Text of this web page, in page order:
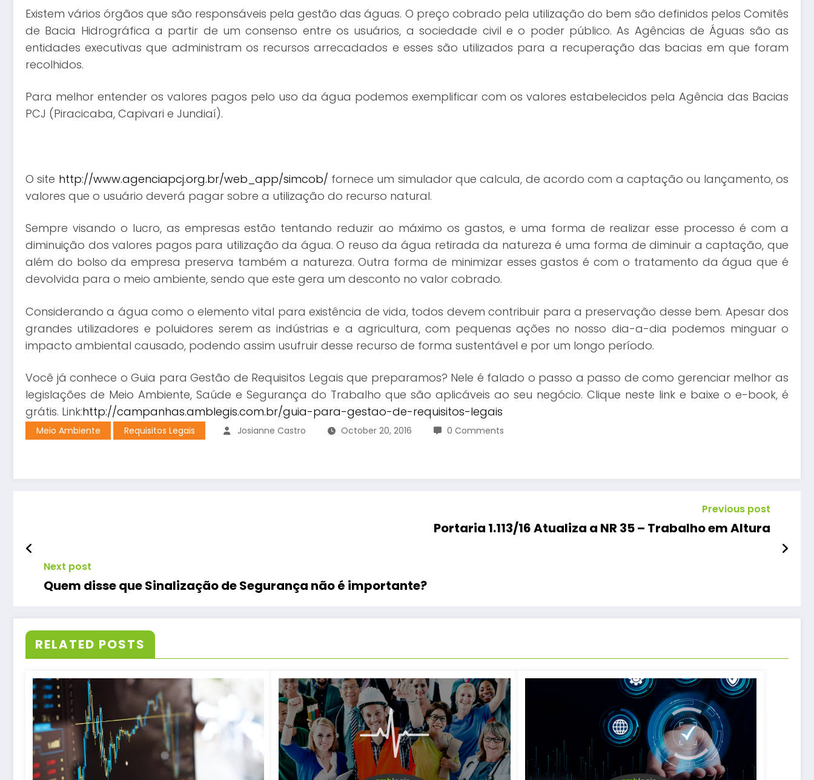
Existem vários órgãos que são responsáveis pela gestão das águas. O preço cobrado pela utilização do bem são definidos pelos Comitês
de Bacia Hidrográfica a partir de um consenso entre os usuários, a sociedade civil e o poder público. As Agências de Águas são as
entidades executivas que administram os recursos arrecadados e esses são utilizados para a recuperação das bacias em que foram
recolhidos.
Para melhor entender os valores pagos pelo uso da água podemos exemplificar com os valores estabelecidos pela Agência das Bacias
PCJ (Piracicaba, Capivari e Jundiaí).
O site http://www.agenciapcj.org.br/web_app/simcob/ fornece um simulador que calcula, de acordo com a captação ou lançamento, os
valores que o usuário deverá pagar sobre a utilização do recurso natural.
Sempre visando o lucro, as empresas estão tentando reduzir ao máximo os gastos, e uma forma de realizar esse processo é com a
diminuição dos valores pagos para utilização da água. O reuso da água retirada da natureza é uma forma de diminuir a captação, que
além do bolso da empresa preserva também a natureza. Outra forma de minimizar esses gastos é com o tratamento da água que é
devolvida para o meio ambiente, sendo que este gera um desconto no valor cobrado.
Considerando a água como o elemento vital para existência de vida, todos devem contribuir para a preservação desse bem. Apesar dos
grandes utilizadores e poluidores serem as indústrias e a agricultura, com pequenas ações no nosso dia-a-dia podemos minguar o
impacto ambiental causado, podendo assim usufruir desse recurso de forma sustentável e por um longo período.
Você já conhece o Guia para Gestão de Requisitos Legais que preparamos? Nele é falado o passo a passo de como gerenciar melhor as
legislações de Meio Ambiente, Saúde e Segurança do Trabalho que são aplicáveis ao seu negócio. Clique neste link e baixe o e-book, é
grátis. Link:http://campanhas.amblegis.com.br/guia-para-gestao-de-requisitos-legais
Meio Ambiente Requisitos Legais Josianne Castro October 20, 2016 0 Comments
Previous post
Portaria 1.113/16 Atualiza a NR 35 – Trabalho em Altura
Next post
Quem disse que Sinalização de Segurança não é importante?
RELATED POSTS